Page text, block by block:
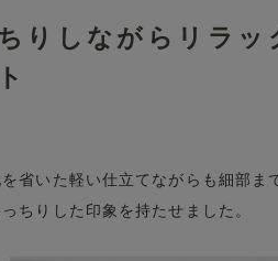
りしながらリラッ
省いた軽い仕立てながらも細部ま
ちりした印象を持たせました。